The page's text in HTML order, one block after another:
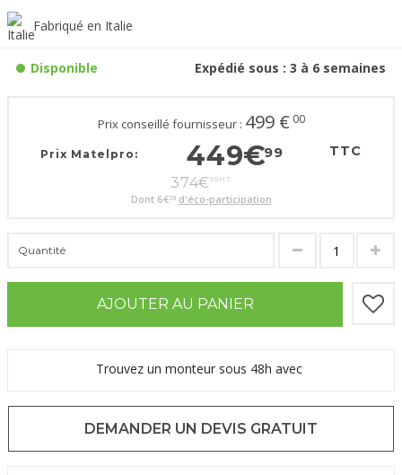
Fabriqué en Italie
Disponible Expédié sous : 3 à 6 semaines
Prix conseillé fournisseur : 499 € 00
Prix Matelpro: 449€99 TTC
374€99 HT
Dont 6€20 d'éco-participation
Quantité
AJOUTER AU PANIER
Trouvez un monteur sous 48h avec
DEMANDER UN DEVIS GRATUIT